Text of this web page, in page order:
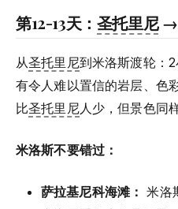
第12-13天： 圣托里尼→
从圣托里尼到米洛斯渡轮：
有令人难以置信的岩层、色
比圣托里尼人少，但景色同
米洛斯不要错过：
萨拉基尼科海滩： 米洛